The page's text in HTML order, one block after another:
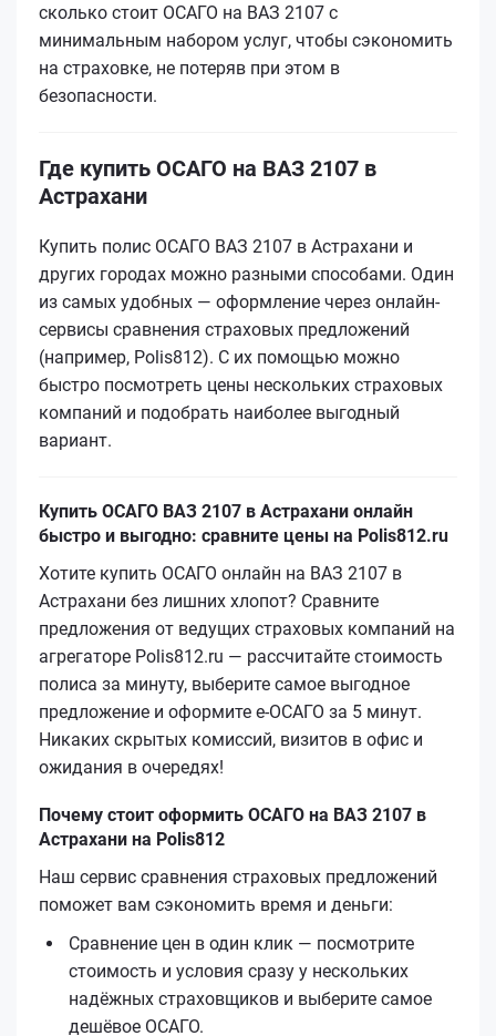
сколько стоит ОСАГО на ВАЗ 2107 с
минимальным набором услуг, чтобы сэкономить
на страховке, не потеряв при этом в
безопасности.
Где купить ОСАГО на ВАЗ 2107 в
Астрахани
Купить полис ОСАГО ВАЗ 2107 в Астрахани и
других городах можно разными способами. Один
из самых удобных — оформление через онлайн-
сервисы сравнения страховых предложений
(например, Polis812). С их помощью можно
быстро посмотреть цены нескольких страховых
компаний и подобрать наиболее выгодный
вариант.
Купить ОСАГО ВАЗ 2107 в Астрахани онлайн
быстро и выгодно: сравните цены на Polis812.ru
Хотите купить ОСАГО онлайн на ВАЗ 2107 в
Астрахани без лишних хлопот? Сравните
предложения от ведущих страховых компаний на
агрегаторе Polis812.ru — рассчитайте стоимость
полиса за минуту, выберите самое выгодное
предложение и оформите е‑ОСАГО за 5 минут.
Никаких скрытых комиссий, визитов в офис и
ожидания в очередях!
Почему стоит оформить ОСАГО на ВАЗ 2107 в
Астрахани на Polis812
Наш сервис сравнения страховых предложений
поможет вам сэкономить время и деньги:
Сравнение цен в один клик — посмотрите
стоимость и условия сразу у нескольких
надёжных страховщиков и выберите самое
дешёвое ОСАГО.